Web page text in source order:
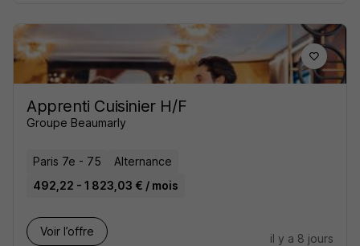
Apprenti Cuisinier H/F
Groupe Beaumarly
Paris 7e - 75
Alternance
492,22 - 1 823,03 € / mois
Voir l’offre
il y a 8 jours